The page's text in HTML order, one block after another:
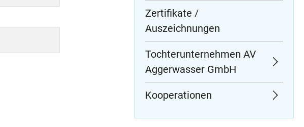
Zertifikate /
Auszeichnungen
Tochterunternehmen AV
Aggerwasser GmbH
Kooperationen